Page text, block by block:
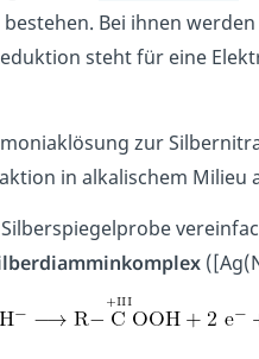
Bei ihnen
steht für eine
zur
in alkalischem Milieu